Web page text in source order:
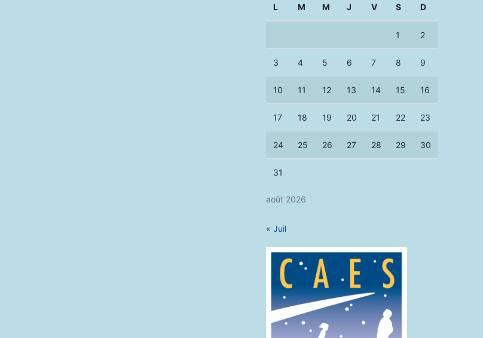
août 2026
L M M J V S D
1 2
3 4 5 6 7 8 9
10 11 12 13 14 15 16
17 18 19 20 21 22 23
24 25 26 27 28 29 30
31
« Juil